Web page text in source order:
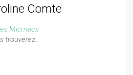
Comte
Micmacs
trouverez...